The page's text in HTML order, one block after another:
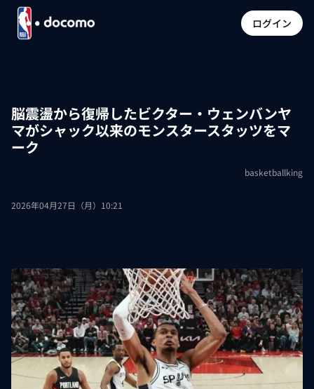
ログイン
脳震盪から復帰したビクター・ウェンバンヤ
マがシャック以来のモンスタースタッツをマ
ーク
basketballking
2026年04月27日（月）10:21